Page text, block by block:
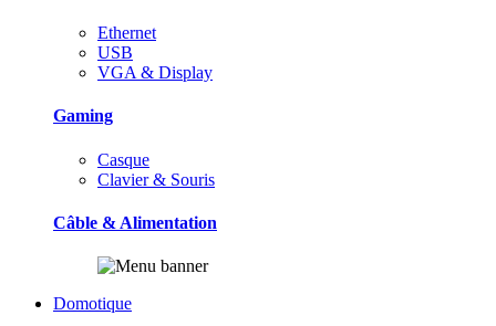
Ethernet
USB
VGA & Display
Gaming
Casque
Clavier & Souris
Câble & Alimentation
Domotique